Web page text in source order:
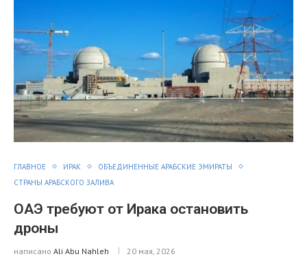
ГЛАВНОЕ ИРАК
ОБЪЕДИНЕННЫЕ АРАБСКИЕ ЭМИРАТЫ
СТРАНЫ АРАБСКОГО ЗАЛИВА
ОАЭ требуют от Ирака остановить
дроны
написано Ali Abu Nahleh 20 мая, 2026